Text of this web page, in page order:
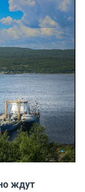
ждут